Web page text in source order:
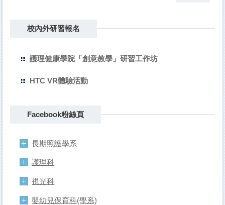
校內外研習報名
護理健康學院「創意教學」研習工作坊
HTC VR體驗活動
Facebook粉絲頁
長期照護學系
護理科
視光科
嬰幼兒保育科(學系)